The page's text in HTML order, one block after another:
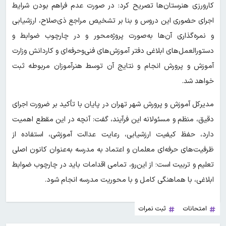
کارورزی هنرستان‌ها تصریح کرد: در صورت عدم فراهم بودن شرایط
اجرای حضوری این دروس و بنا بر تشخیص مراجع ذی‌صلاح، ارزشیابی
و نمره‌گذاری آن‌ها به‌صورت پروژه‌محور و در چارچوب ضوابط و
دستورالعمل‌های ابلاغی دفتر آموزش‌های فنی‌وحرفه‌ای و کاردانش وزارت
آموزش و پرورش انجام و نتایج آن توسط هنرآموزان مربوطه ثبت
خواهد شد.
مدیرکل آموزش و پرورش شهر تهران در پایان با تأکید بر ضرورت اجرای
دقیق، منظم و مسئولانه این فرآیند، گفت: آنچه در این مقطع اهمیت
دارد، حفظ کیفیت ارزشیابی، رعایت عدالت آموزشی، استفاده از
ظرفیت‌های حرفه‌ای معلمان و اعتماد به مدرسه به‌عنوان کانون اصلی
تعلیم و تربیت است؛ از این‌رو، تمامی اقدامات باید در چارچوب ضوابط
ابلاغی، با هماهنگی کامل و با محوریت مدرسه انجام شود.
امتحانات ثبت نمرات